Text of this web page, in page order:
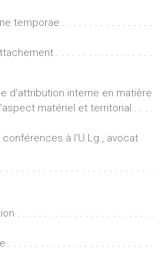
temporae . . . . . . . . . . . . . . . . .
. . . . . . . . . . . . . . . . . .
d’attribution interne en matière
matériel et territorial . . . .
à l’U.Lg., avocat
. . . . . . . . . . . . . . . . . . . . . . . . . . .
. . . . . . . . . .. . . . . . . . . . . . . . . .
. . . . . . . . . . . . . . . . . . . . . . . . . .